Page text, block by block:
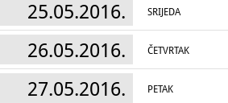
25.05.2016. SRIJEDA
26.05.2016. ČETVRTAK
27.05.2016. PETAK